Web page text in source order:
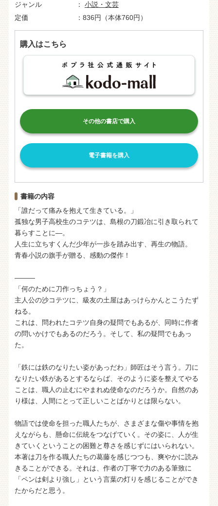
ジャンル
小説・文芸
定価
836円（本体760円）
購入はこちら
その他の書店で購入
電子書籍を購入
書籍の内容
「誰だって痛みを抱えて生きている。」
孤独な男子高校生のコテツは、島根の刀鍛冶に引き取られて
暮らすことに―。
人生に立ちすくんだ少年が一歩を踏み出す、再生の物語。
青春小説の旗手が贈る、感動の傑作！
―――
「何のために刀作っちょう？」
主人公の沙コテツに、級友の土屋はあっけらかんとこうたず
ねる。
これは、問われたコテツ自身の疑問でもあるが、同時に作者
の問いかけでもあるのだろう。そして、私の疑問でもあっ
た。
「鉄には鉄のなりたい姿があっだわ」師匠はそう言う。刀に
なりたい鉄があるとするならば、そのように姿を整えてやる
ことは、職人の止むにやまれぬ使命なのだろうか。自然のあ
り様は、人間にとって正しいことばかりとは限らない。
物語では使命を担った職人たちが、さまざまな傷や事情を抱
えながらも、懸命に伝統をつなげていく。その姿に、人が生
きていくということの困難と尊さを感じずにはいられない。
本著は刀を作る職人たちの葛藤を感じつつも、爽やかに読み
きることができる。それは、作者の丁寧で力のある筆致に
「ペンは剣より強し」という言葉の灯りを感じることができ
たからだと思う。